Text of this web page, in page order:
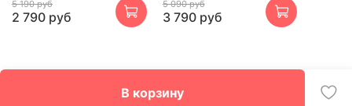
В корзину
5 190 руб
2 790 руб
5 090 руб
3 790 руб